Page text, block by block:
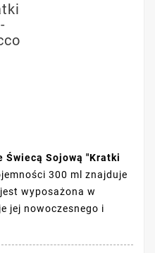
Świecą Sojową "Kratki
300 ml znajduje
wyposażona w
jej nowoczesnego i